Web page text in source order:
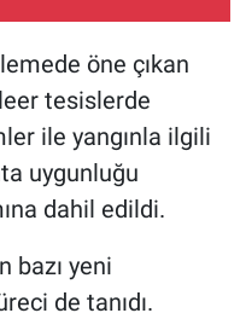
öne çıkan
tesislerde
ile yangınla ilgili
uygunluğu
dahil edildi.
bazı yeni
de tanıdı.